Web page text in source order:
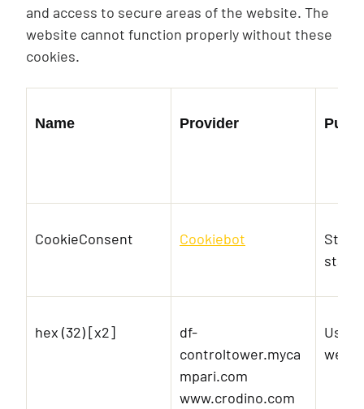
and access to secure areas of the website. The
website cannot function properly without these
cookies.
Name Provider
CookieConsent Cookiebot
state
hex (32) [x2]
df-
controltower.myca
mpari.com
www.crodino.com
Used